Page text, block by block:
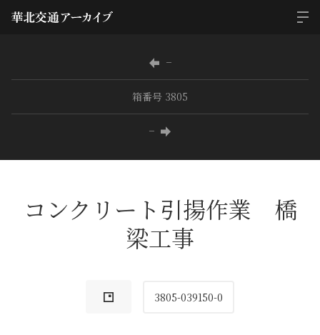
−
箱番号 3805
−
コンクリート引揚作業 橋
梁工事
3805-039150-0